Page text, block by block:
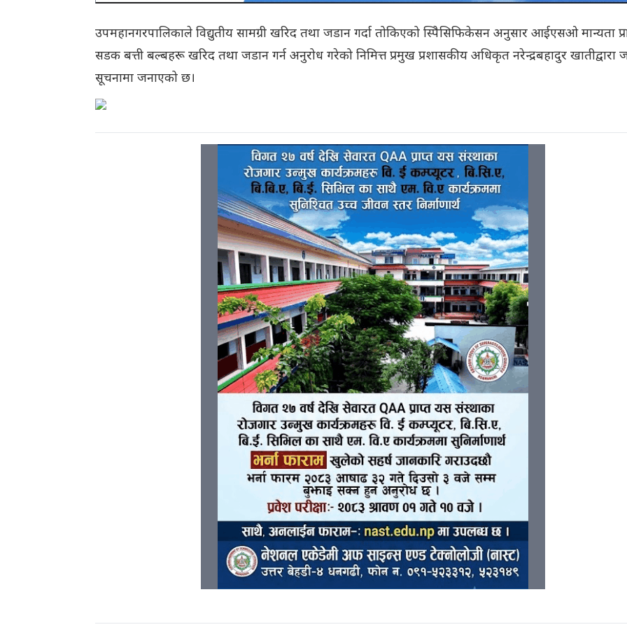
उपमहानगरपालिकाले विद्युतीय सामग्री खरिद तथा जडान गर्दा तोकिएको स्पिेसिफिकेसन अनुसार आईएसओ मान्यता
सडक बत्ती बल्बहरू खरिद तथा जडान गर्न अनुरोध गरेको निमित्त प्रमुख प्रशासकीय अधिकृत नरेन्द्रबहादुर खातीद्वारा
सूचनामा जनाएको छ।